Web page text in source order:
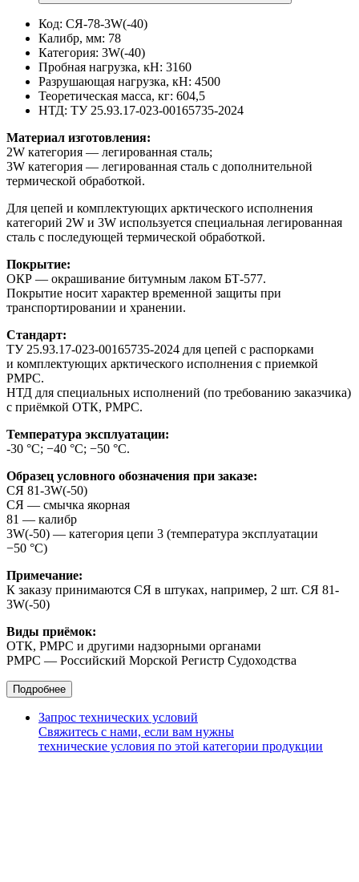
Код: СЯ-78-3W(-40)
Калибр, мм: 78
Категория: 3W(-40)
Пробная нагрузка, кН: 3160
Разрушающая нагрузка, кН: 4500
Теоретическая масса, кг: 604,5
НТД: ТУ 25.93.17-023-00165735-2024
Материал изготовления:
2W категория — легированная сталь;
3W категория — легированная сталь с дополнительной
термической обработкой.
Для цепей и комплектующих арктического исполнения
категорий 2W и 3W используется специальная легированная
сталь с последующей термической обработкой.
Покрытие:
ОКР — окрашивание битумным лаком БТ-577.
Покрытие носит характер временной защиты при
транспортировании и хранении.
Стандарт:
ТУ 25.93.17-023-00165735-2024 для цепей с распорками
и комплектующих арктического исполнения с приемкой
РМРС.
НТД для специальных исполнений (по требованию заказчика)
с приёмкой ОТК, РМРС.
Температура эксплуатации:
-30 °С; −40 °С; −50 °С.
Образец условного обозначения при заказе:
СЯ 81-3W(-50)
СЯ — смычка якорная
81 — калибр
3W(-50) — категория цепи 3 (температура эксплуатации
−50 °С)
Примечание:
К заказу принимаются СЯ в штуках, например, 2 шт. СЯ 81-
3W(-50)
Виды приёмок:
ОТК, РМРС и другими надзорными органами
РМРС — Российский Морской Регистр Судоходства
Подробнее
Запрос технических условий
Свяжитесь с нами, если вам нужны
технические условия по этой категории продукции